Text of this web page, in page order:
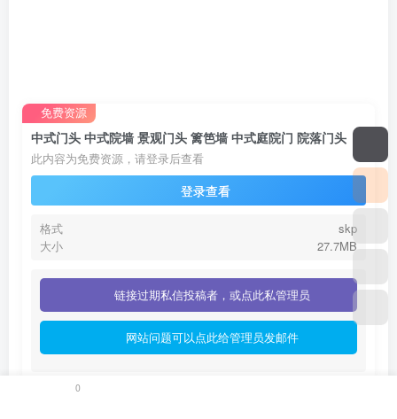
中式门头 中式院墙 景观门头 篱笆墙 中式庭院门 院落门头
此内容为免费资源，请登录后查看
登录查看
格式
skp
大小
27.7MB
链接过期私信投稿者，或点此私管理员
网站问题可以点此给管理员发邮件
免费资源
0